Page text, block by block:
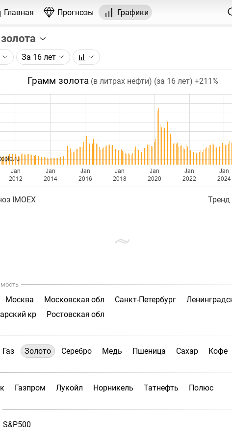
Главная Прогнозы Графики
графика:
на золото, торгуемого на ICE.
точка на графике - цена закрытия дня, недели или месяца.
таймфрейм (день, неделя, месяц) подбирается
глубины графика.
добавляются ежедневно.
За 16 лет
Грамм золота (в литрах нефти) (за 16 лет) +211%
Jan
2012
Jan
2014
Jan
2016
Jan
2018
Jan
2020
Jan
2022
Jan
2024
IMOEX Тренд
Москва Московская обл Санкт-Петербург
кр
Ростовская обл
Газ Золото Серебро Медь Пшеница Сахар Кофе
Газпром Лукойл Норникель Татнефть Полюс
S&P500